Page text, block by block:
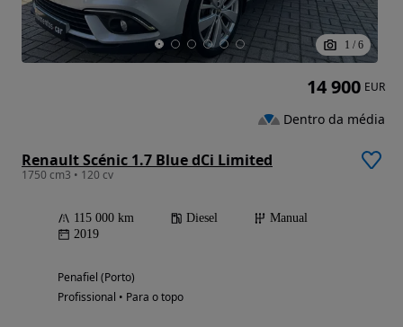
1 / 6
Renault Scénic 1.7 Blue dCi Limited
1750 cm3 • 120 cv
115 000 km Diesel
Manual
2019
Penafiel (Porto)
Profissional • Para o topo
14 900 EUR
Dentro da média